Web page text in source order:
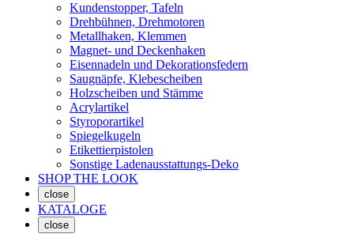
Kundenstopper, Tafeln
Drehbühnen, Drehmotoren
Metallhaken, Klemmen
Magnet- und Deckenhaken
Eisennadeln und Dekorationsfedern
Saugnäpfe, Klebescheiben
Holzscheiben und Stämme
Acrylartikel
Styroporartikel
Spiegelkugeln
Etikettierpistolen
Sonstige Ladenausstattungs-Deko
SHOP THE LOOK
close
KATALOGE
close